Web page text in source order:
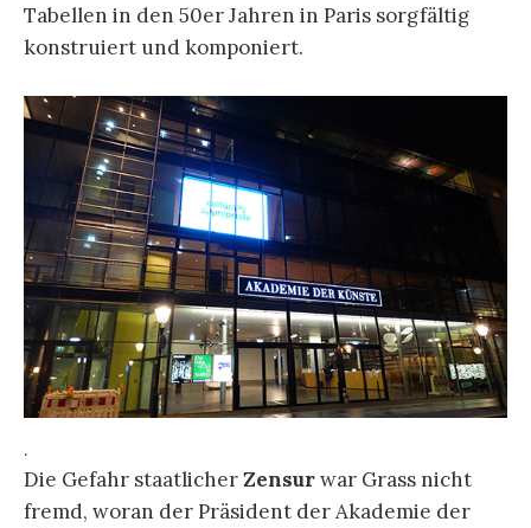
Tabellen in den 50er Jahren in Paris sorgfältig
konstruiert und komponiert.
.
Die Gefahr staatlicherZensurwar Grass nicht
fremd, woran der Präsident der Akademie der